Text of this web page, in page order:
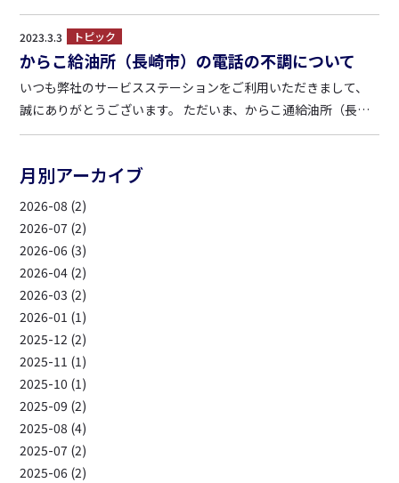
（川内車検センター含む）にて電話線工事が行われますので、
一時的に電話が繋がりにくい時間帯が発生します。 ■電話線工
事日程 4/5（水） 10：00～12：00 お客様に...
2023.3.3 トピック
からこ給油所（長崎市）の電話の不調について
いつも弊社のサービスステーションをご利用いただきまして、
誠にありがとうございます。 ただいま、からこ通給油所（長崎
県諫早市松里町1683-1／Tel.0957-28-0662）は電話回線の不調
月別アーカイブ
2026-08 (2)
2026-07 (2)
2026-06 (3)
2026-04 (2)
2026-03 (2)
2026-01 (1)
2025-12 (2)
2025-11 (1)
2025-10 (1)
2025-09 (2)
2025-08 (4)
2025-07 (2)
2025-06 (2)